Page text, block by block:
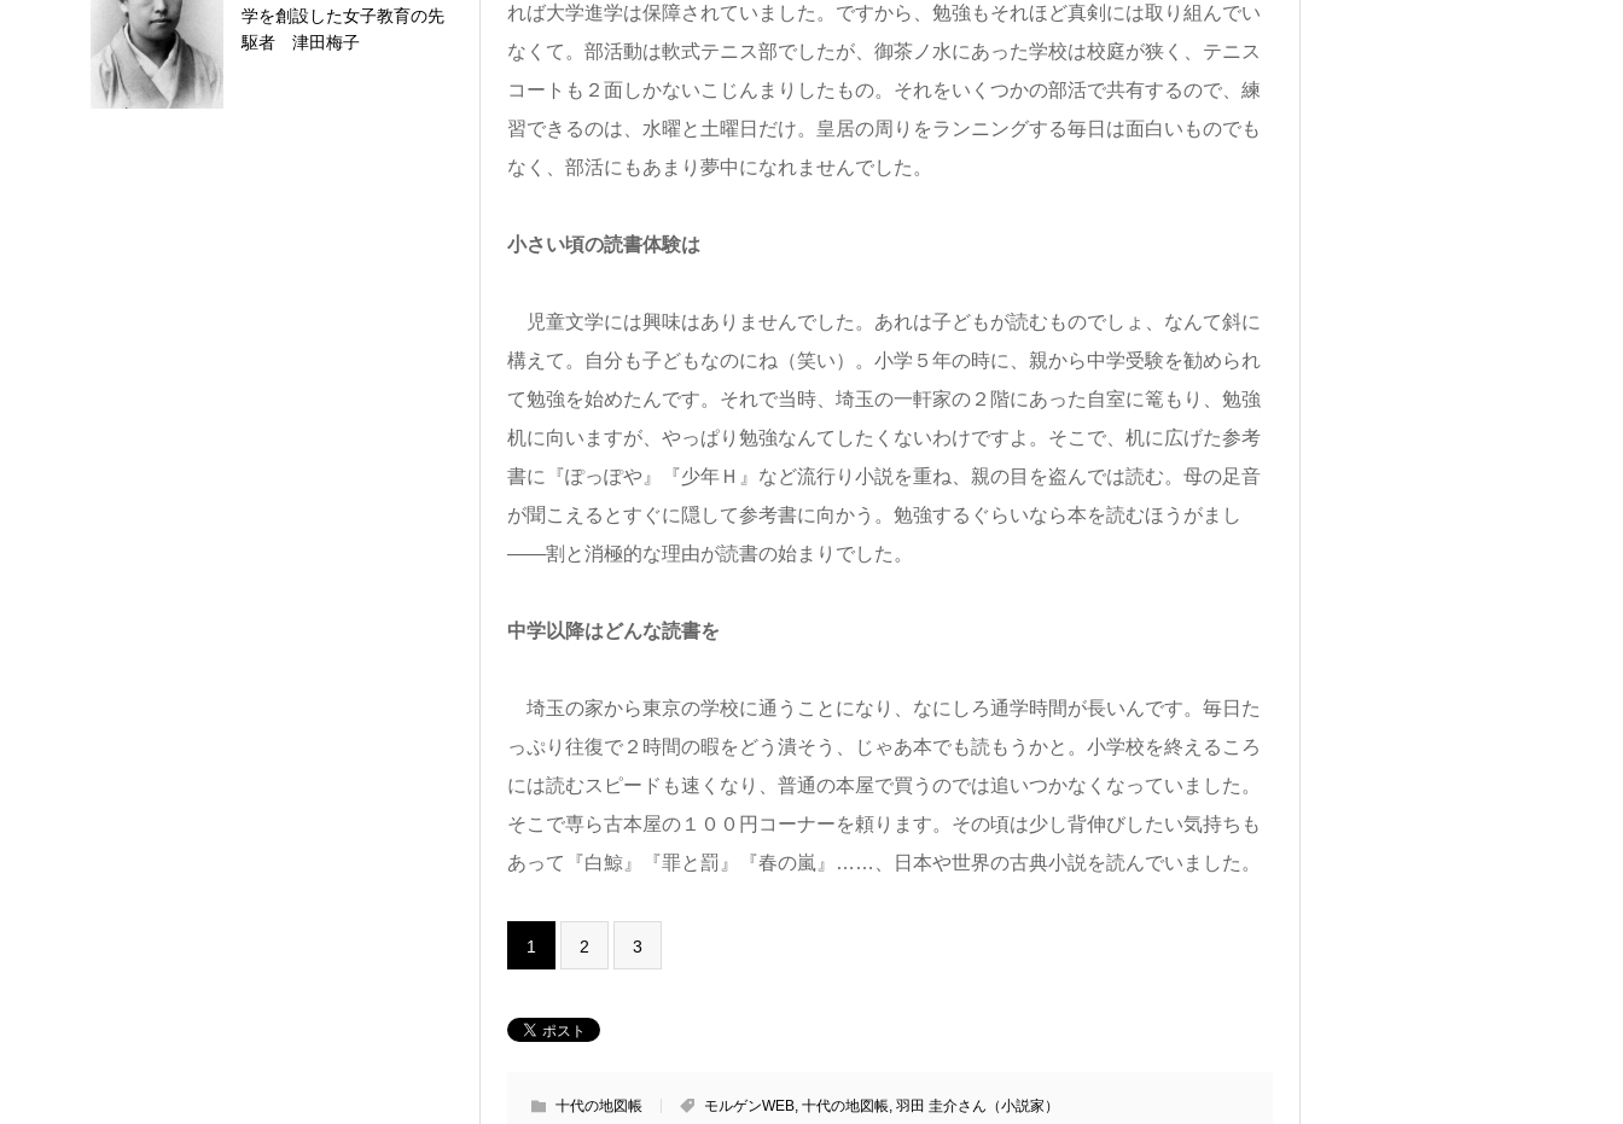
れば大学進学は保障されていました。ですから、勉強もそれほど真剣には取り組んでい
なくて。部活動は軟式テニス部でしたが、御茶ノ水にあった学校は校庭が狭く、テニス
コートも２面しかないこじんまりしたもの。それをいくつかの部活で共有するので、練
習できるのは、水曜と土曜日だけ。皇居の周りをランニングする毎日は面白いものでも
なく、部活にもあまり夢中になれませんでした。
小さい頃の読書体験は
児童文学には興味はありませんでした。あれは子どもが読むものでしょ、なんて斜に
構えて。自分も子どもなのにね（笑い）。小学５年の時に、親から中学受験を勧められ
て勉強を始めたんです。それで当時、埼玉の一軒家の２階にあった自室に篭もり、勉強
机に向いますが、やっぱり勉強なんてしたくないわけですよ。そこで、机に広げた参考
書に『ぽっぽや』『少年Ｈ』など流行り小説を重ね、親の目を盗んでは読む。母の足音
が聞こえるとすぐに隠して参考書に向かう。勉強するぐらいなら本を読むほうがまし
――割と消極的な理由が読書の始まりでした。
中学以降はどんな読書を
埼玉の家から東京の学校に通うことになり、なにしろ通学時間が長いんです。毎日た
っぷり往復で２時間の暇をどう潰そう、じゃあ本でも読もうかと。小学校を終えるころ
には読むスピードも速くなり、普通の本屋で買うのでは追いつかなくなっていました。
そこで専ら古本屋の１００円コーナーを頼ります。その頃は少し背伸びしたい気持ちも
あって『白鯨』『罪と罰』『春の嵐』……、日本や世界の古典小説を読んでいました。
1 2 3
十代の地図帳 モルゲンWEB, 十代の地図帳, 羽田 圭介さん（小説家）
学を創設した女子教育の先
駆者 津田梅子